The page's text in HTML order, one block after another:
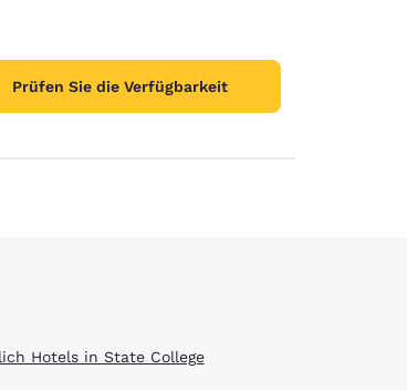
Prüfen Sie die Verfügbarkeit
Hotels in State College